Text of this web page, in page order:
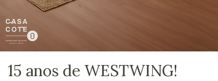
15 anos de WESTWING!